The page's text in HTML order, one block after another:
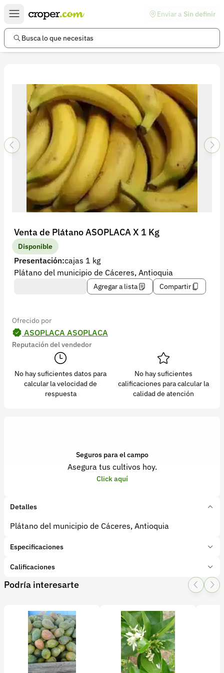
Enviar a Sin definir
Busca lo que necesitas
Venta de Plátano ASOPLACA X 1 Kg
Disponible
Presentación:cajas 1 kg
Plátano del municipio de Cáceres, Antioquia
Agregar a lista Compartir
Ofrecido por
ASOPLACA ASOPLACA
Reputación del vendedor
No hay suficientes datos para
calcular la velocidad de
respuesta
No hay suficientes
calificaciones para calcular la
calidad de atención
Seguros para el campo
Asegura tus cultivos hoy.
Click aquí
Detalles
Plátano del municipio de Cáceres, Antioquia
Especificaciones
Marca:
Agro Antioquia Digital
Tipo de producto:Producto final
Subcategoría:Platano
Calificaciones
1 Star
2 Star
3 Star4 Star
0 calificaciones
5 Estrellas
Podría interesarte
Enlaces de interés
Preguntas frecuentes
Información legal
Términos y condiciones
Política de devoluciones
Política de privacidad
Cuenta
Iniciar sesión
Registrarse
Recuperar contraseña
Contacto
Soporte
© 2026 Croper.com Todos los derechos reservados
Versión 5.45.0